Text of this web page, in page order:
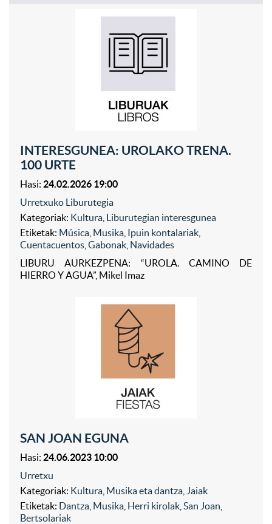
INTERESGUNEA: UROLAKO TRENA.
100 URTE
Hasi: 24.02.2026 19:00
Urretxuko Liburutegia
Kategoriak: Kultura Liburutegian interesgunea
Etiketak: Música Musika Ipuin kontalariak
Cuentacuentos Gabonak Navidades
LIBURU AURKEZPENA: “UROLA. CAMINO DE
HIERRO Y AGUA”, Mikel Imaz
SAN JOAN EGUNA
Hasi: 24.06.2023 10:00
Urretxu
Kategoriak: Kultura Musika eta dantza Jaiak
Etiketak: Dantza Musika Herri kirolak San Joan
Bertsolariak